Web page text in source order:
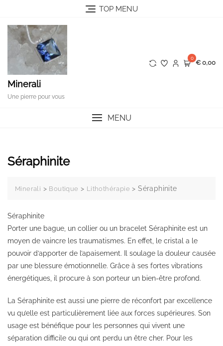
content
TOP MENU
Minerali
Une pierre pour vous
0
€ 0,00
MENU
Séraphinite
Minerali > Boutique > Lithothérapie >Séraphinite
Séraphinite
Porter une bague, un collier ou un bracelet Séraphinite est un
moyen de vaincre les traumatismes. En effet, le cristal a le
pouvoir d’apporter de l’apaisement. Il soulage la douleur causée
par une blessure émotionnelle. Grâce à ses fortes vibrations
énergétiques, il procure à son porteur un bien-être profond.
La Séraphinite est aussi une pierre de réconfort par excellence
vu qu’elle est particulièrement liée aux forces supérieures. Son
usage est bénéfique pour les personnes qui vivent une
séparation difficile ou qui ont perdu un être cher. Pour les